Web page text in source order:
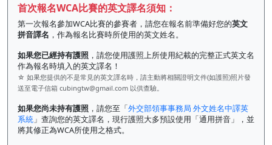
首次報名WCA比賽的英文譯名須知：
第一次報名參加WCA比賽的參賽者，請您在報名前準備好您的英文
拼音譯名 ，作為報名比賽時所使用的英文姓名。
如果您已經持有護照 ，請您使用護照上所使用紀載的完整正式英文名
作為報名時填入的英文譯名！
☆ 如果您提供的不是常見的英文譯名時，請主動將相關證明文件(如護照)照片發
送至電子信箱 cubingtw@gmail.com 以供查驗。
如果您尚未持有護照 ，請您至「外交部領事事務局 外文姓名中譯英
系統 」查詢您的英文譯名，現行護照大多預設使用「通用拼音」，並
將其修正為WCA所使用之格式。